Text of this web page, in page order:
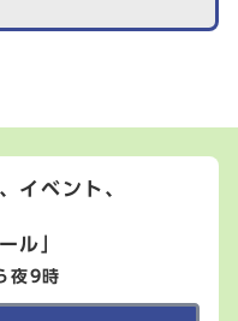
イベント、
ル」
夜9時